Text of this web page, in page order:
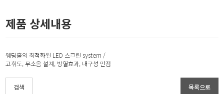
제품 상세내용
웨딩홀의 최적화된 LED 스크린 system /
고휘도, 무소음 설계, 방열효과, 내구성 만점
검색 목록으로